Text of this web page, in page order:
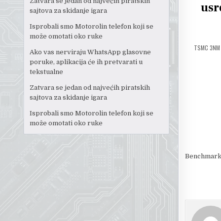
sajtova za skidanje igara
Isprobali smo Motorolin telefon koji se
može omotati oko ruke
Ako vas nerviraju WhatsApp glasovne
poruke, aplikacija će ih pretvarati u
tekstualne
Zatvara se jedan od najvećih piratskih
sajtova za skidanje igara
Isprobali smo Motorolin telefon koji se
može omotati oko ruke
TSMC 3NM